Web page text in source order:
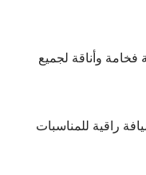
فخامة وأناقة لجميع
راقية للمناسبات